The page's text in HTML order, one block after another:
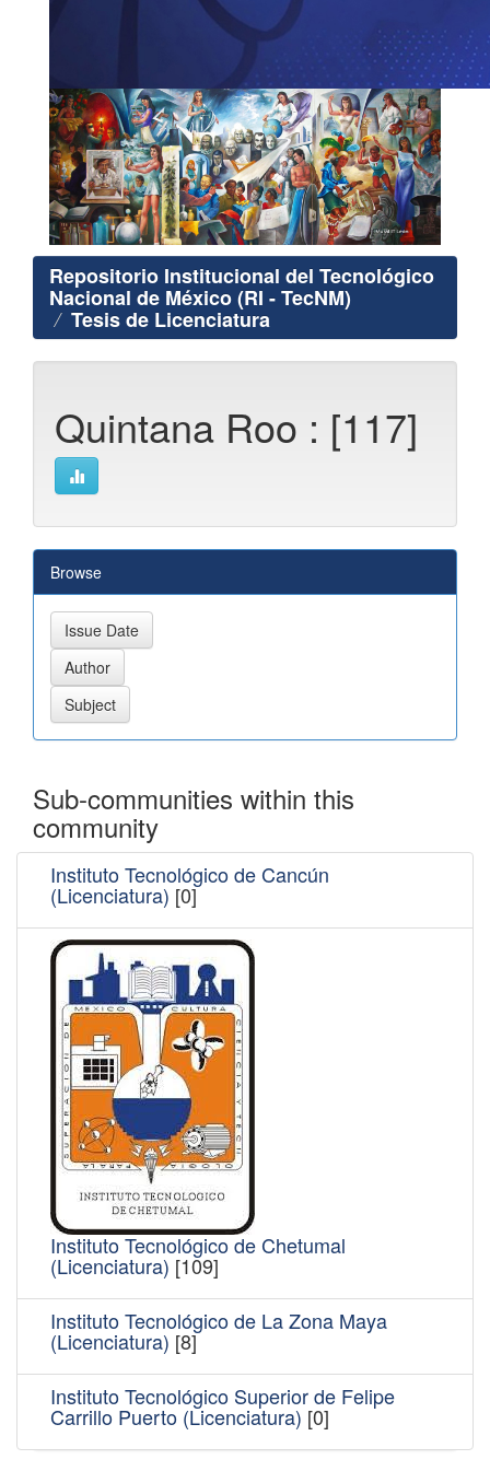
Repositorio Institucional del Tecnológico
Nacional de México (RI - TecNM)
Tesis de Licenciatura
Quintana Roo : [117]
Browse
Sub-communities within this
community
Instituto Tecnológico de Cancún
(Licenciatura) [0]
Instituto Tecnológico de Chetumal
(Licenciatura) [109]
Instituto Tecnológico de La Zona Maya
(Licenciatura) [8]
Instituto Tecnológico Superior de Felipe
Carrillo Puerto (Licenciatura) [0]